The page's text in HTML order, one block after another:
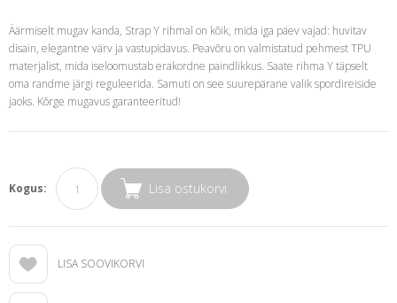
Äärmiselt mugav kanda, Strap Y rihmal on kõik, mida iga päev vajad: huvitav
disain, elegantne värv ja vastupidavus. Peavõru on valmistatud pehmest TPU
materjalist, mida iseloomustab erakordne paindlikkus. Saate rihma Y täpselt
oma randme järgi reguleerida. Samuti on see suurepärane valik spordireiside
jaoks. Kõrge mugavus garanteeritud!
Kogus: Lisa ostukorvi
LISA SOOVIKORVI